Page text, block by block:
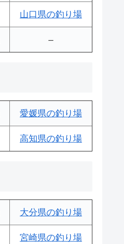
山口県の釣り場
–
愛媛県の釣り場
高知県の釣り場
大分県の釣り場
宮崎県の釣り場